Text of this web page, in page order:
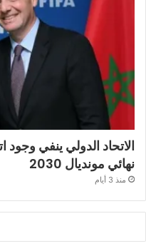
الاتحاد الدولي ينفي
نهائي مونديال 2030
منذ 3 أيام